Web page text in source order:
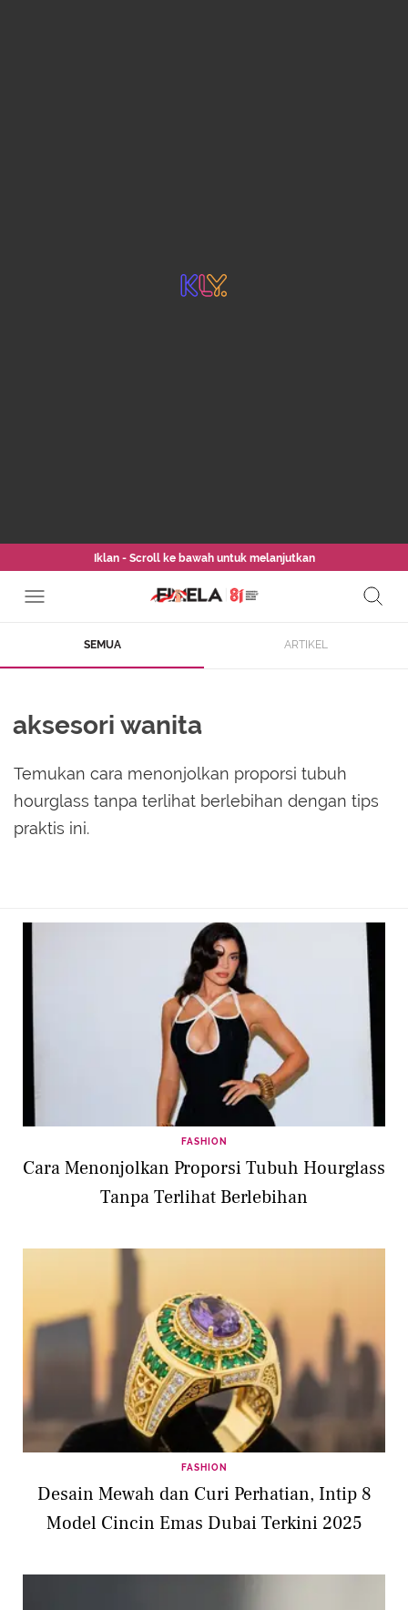
Iklan - Scroll ke bawah untuk melanjutkan
SEMUA ARTIKEL
aksesori wanita
Temukan cara menonjolkan proporsi tubuh
hourglass tanpa terlihat berlebihan dengan tips
praktis ini.
FASHION
Cara Menonjolkan Proporsi Tubuh Hourglass
Tanpa Terlihat Berlebihan
FASHION
Desain Mewah dan Curi Perhatian, Intip 8
Model Cincin Emas Dubai Terkini 2025